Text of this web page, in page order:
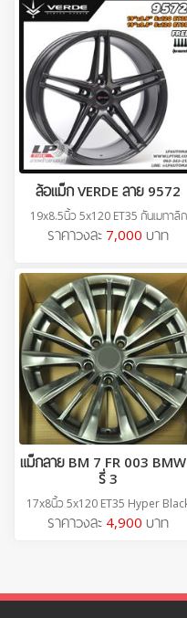
ล้อแม็ก VERDE ลาย 9572
19x8.5นิ้ว 5x120 ET35 กันเมทาลิก
ราคาวงละ 7,000 บาท
แม็กลาย BM 7 FR 003
รี่ 3
17x8นิ้ว 5x120 ET35 Hyper
ราคาวงละ 4,900 บาท